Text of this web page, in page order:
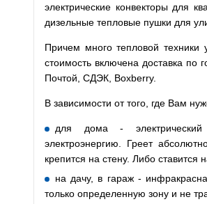
электрические конвекторы для
дизельные тепловые пушки для
Причем много тепловой
стоимость включена доставка по
Почтой, СДЭК, Boxberry.
В зависимости от того, где Вам
для дома - электрический
электроэнергию. Греет
крепится на стену. Либо ставится
на дачу, в гараж -
только определенную зону и не